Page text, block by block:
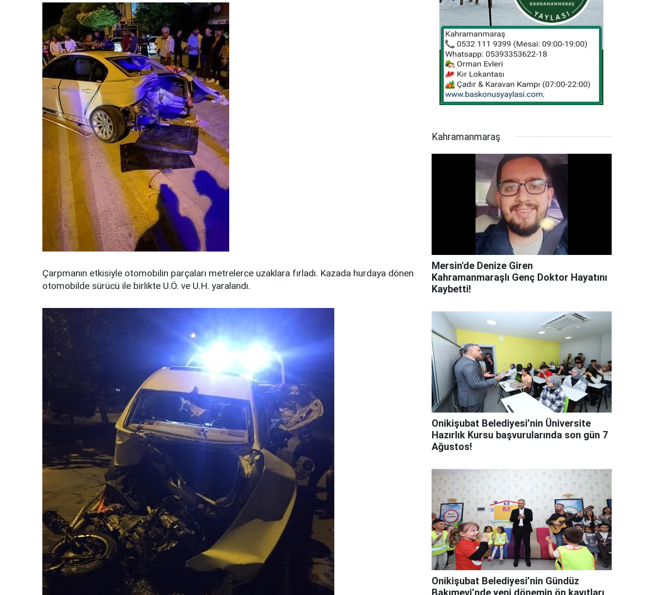
Çarpmanın etkisiyle otomobilin parçaları metrelerce uzaklara fırladı. Kazada hurdaya dönen
otomobilde sürücü ile birlikte U.Ö. ve U.H. yaralandı.
Kahramanmaraş
Mersin'de Denize Giren
Kahramanmaraşlı Genç Doktor Hayatını
Kaybetti!
Onikişubat Belediyesi’nin Üniversite
Hazırlık Kursu başvurularında son gün 7
Ağustos!
Onikişubat Belediyesi’nin Gündüz